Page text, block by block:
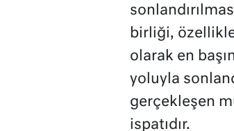
birliği,
olarak en
yoluyla
gerçekleşen
ispatıdır.